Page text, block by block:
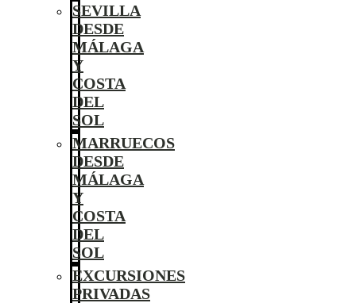
SEVILLA
DESDE
MÁLAGA
Y
COSTA
DEL
SOL
MARRUECOS
DESDE
MÁLAGA
Y
COSTA
DEL
SOL
EXCURSIONES
PRIVADAS